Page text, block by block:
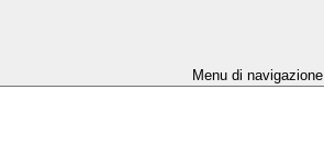
Menu di navigazione